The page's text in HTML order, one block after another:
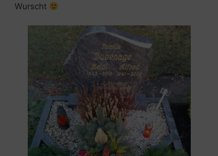
Wurscht